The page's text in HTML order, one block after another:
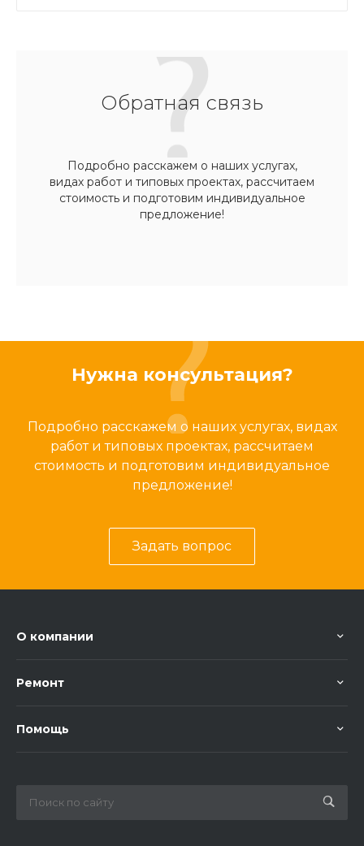
Обратная связь
Подробно расскажем о наших услугах,
видах работ и типовых проектах, рассчитаем
стоимость и подготовим индивидуальное
предложение!
Нужна консультация?
Подробно расскажем о наших услугах, видах
работ и типовых проектах, рассчитаем
стоимость и подготовим индивидуальное
предложение!
Задать вопрос
О компании
Ремонт
Помощь